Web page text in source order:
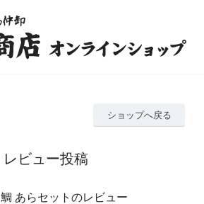
ショップへ戻る
レビュー投稿
鯛 あらセットのレビュー